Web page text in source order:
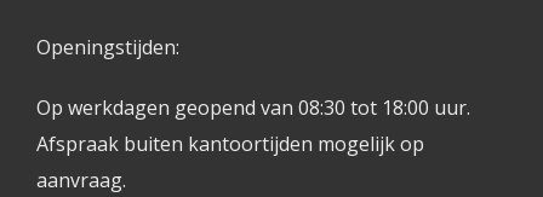
Openingstijden:
Op werkdagen geopend van 08:30 tot 18:00 uur.
Afspraak buiten kantoortijden mogelijk op
aanvraag.